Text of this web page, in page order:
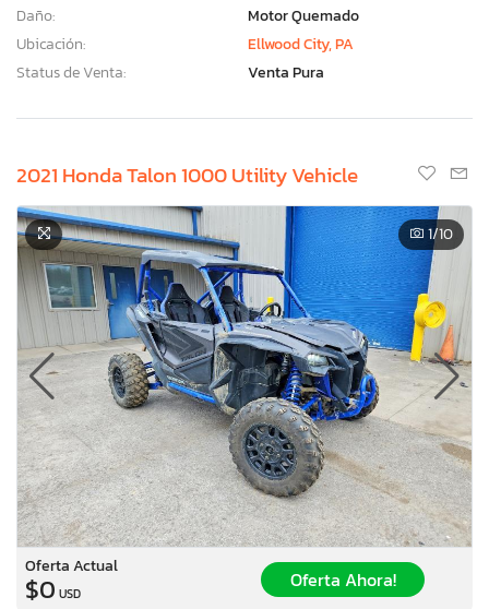
Daño:
Motor Quemado
Ubicación:
Ellwood City, PA
Status de Venta:
Venta Pura
2021 Honda Talon 1000 Utility Vehicle
1/10
Oferta Actual
$0 USD
Oferta Ahora!